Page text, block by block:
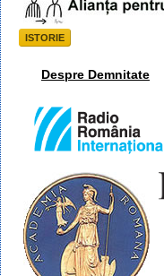
ISTORIE
Despre Demnitate